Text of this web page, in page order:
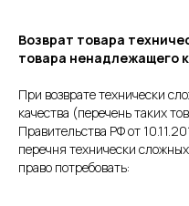
Возврат товара
товара ненадлежащего
При возврате технически
качества (перечень таких
Правительства РФ от
перечня технически
право потребовать: